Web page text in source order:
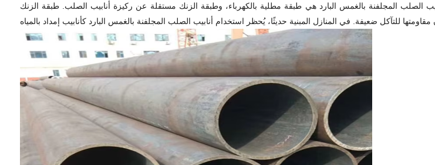
الصلب المجلفنة بالغمس البارد هي طبقة مطلية بالكهرباء، وطبقة الزنك مستقلة عن ركيزة أنابيب الصلب. طبقة الزنك